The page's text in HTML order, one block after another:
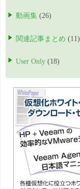
動画集 (26)
関連記事まとめ (11)
User Only (18)